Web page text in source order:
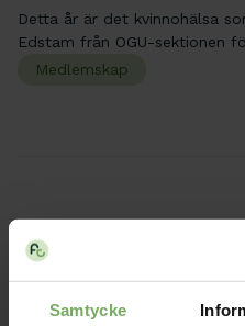
Samtycke
Detta år är det kvinnohälsa
Edstam från OGU-sektionen
Medlemskap